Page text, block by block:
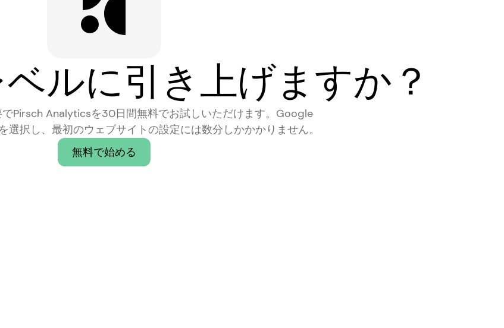
ルに引き上げますか？
Pirsch Analyticsを30日間無料でお試しいただけます。Google
選択し、最初のウェブサイトの設定には数分しかかかりません。
無料で始める